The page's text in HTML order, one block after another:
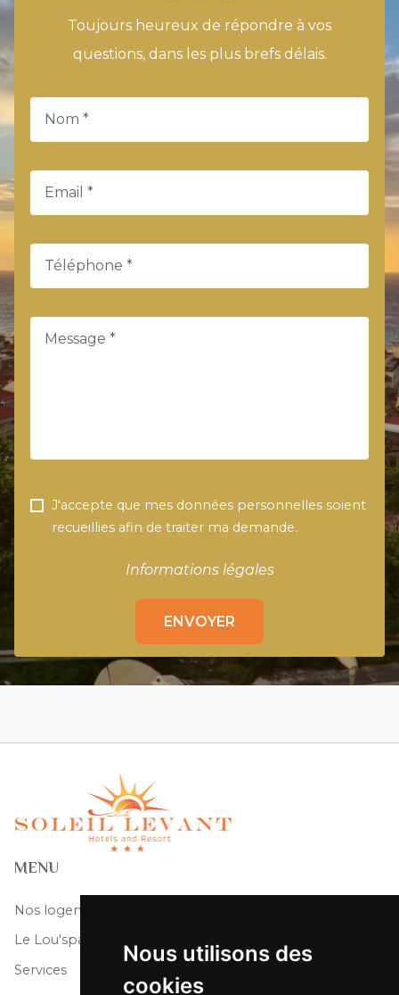
Nous utilisons des
cookies
Toujours heureux de répondre à vos
questions, dans les plus brefs délais.
Nom *
Email *
Téléphone *
Message *
J'accepte que mes données personnelles soient
recueillies afin de traiter ma demande.
Informations légales
ENVOYER
MENU
Nos logements
Le Lou'spa
Services